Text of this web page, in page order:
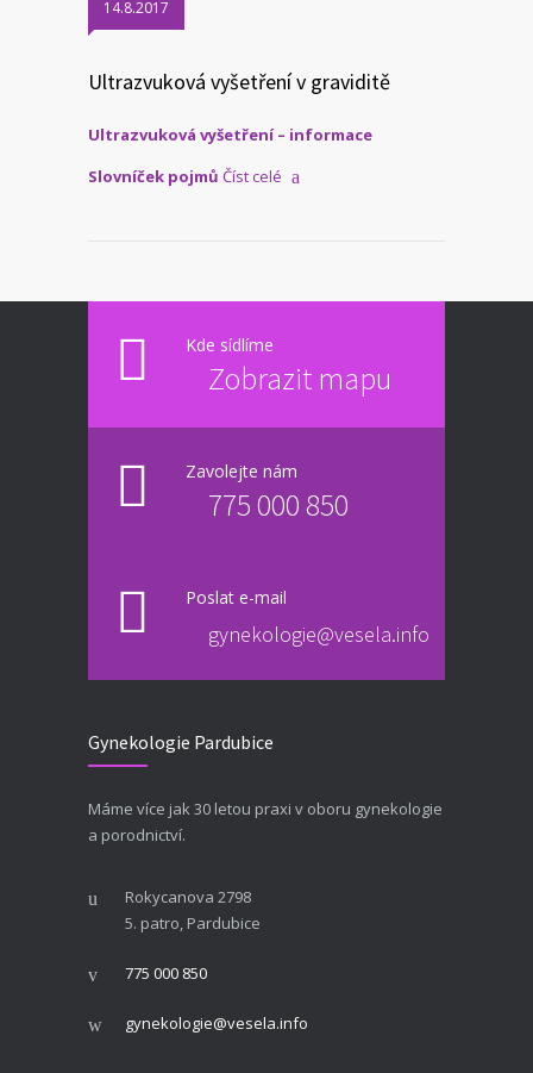
14.8.2017
Ultrazvuková vyšetření v graviditě
Ultrazvuková vyšetření – informace
Slovníček pojmů Číst celé
Kde sídlíme
Zobrazit mapu
Zavolejte nám
775 000 850
Poslat e-mail
gynekologie@vesela.info
Gynekologie Pardubice
Máme více jak 30 letou praxi v oboru gynekologie
a porodnictví.
Rokycanova 2798
5. patro, Pardubice
775 000 850
gynekologie@vesela.info